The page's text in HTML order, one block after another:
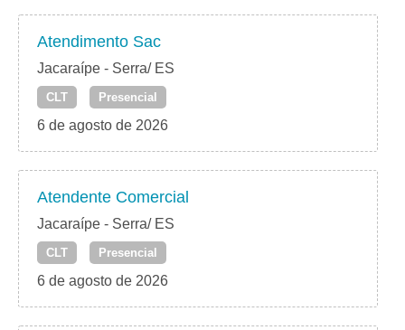
Atendimento Sac
Jacaraípe - Serra/ ES
CLT Presencial
6 de agosto de 2026
Atendente Comercial
Jacaraípe - Serra/ ES
CLT Presencial
6 de agosto de 2026